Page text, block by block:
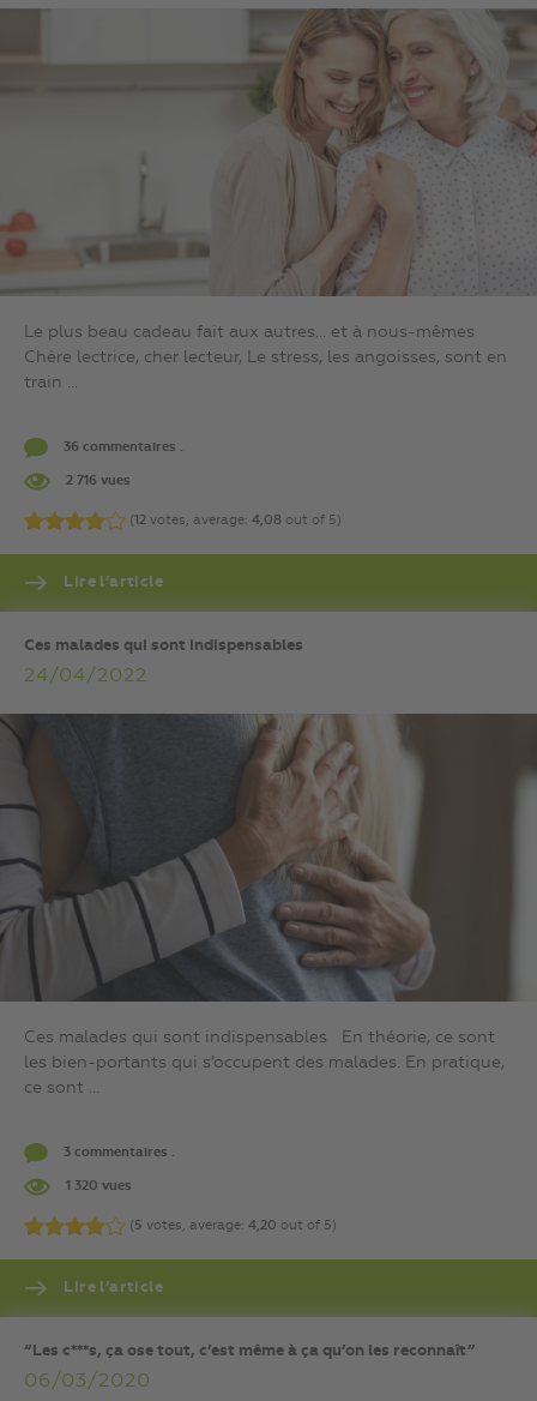
Le plus beau cadeau fait aux autres… et à nous-mêmes
Chère lectrice, cher lecteur, Le stress, les angoisses, sont en
train ...
36 commentaires .
2 716 vues
(12 votes, average: 4,08 out of 5)
Lire l’article
Ces malades qui sont indispensables
24/04/2022
Ces malades qui sont indispensables En théorie, ce sont
les bien-portants qui s’occupent des malades. En pratique,
ce sont ...
3 commentaires .
1 320 vues
(5 votes, average: 4,20 out of 5)
Lire l’article
“Les c***s, ça ose tout, c’est même à ça qu’on les reconnaît”
06/03/2020